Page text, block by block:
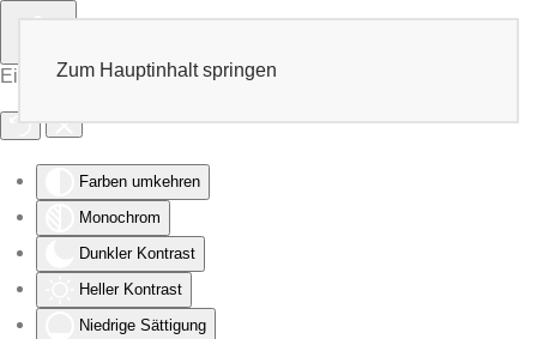
Eingabehilfen öffnen
Farben umkehren
Monochrom
Dunkler Kontrast
Heller Kontrast
Niedrige Sättigung
Zum Hauptinhalt springen